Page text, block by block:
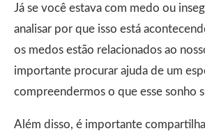
Já se você estava com medo ou
analisar por que isso está
os medos estão relacionados ao
importante procurar ajuda de um
compreendermos o que esse sonho
Além disso, é importante